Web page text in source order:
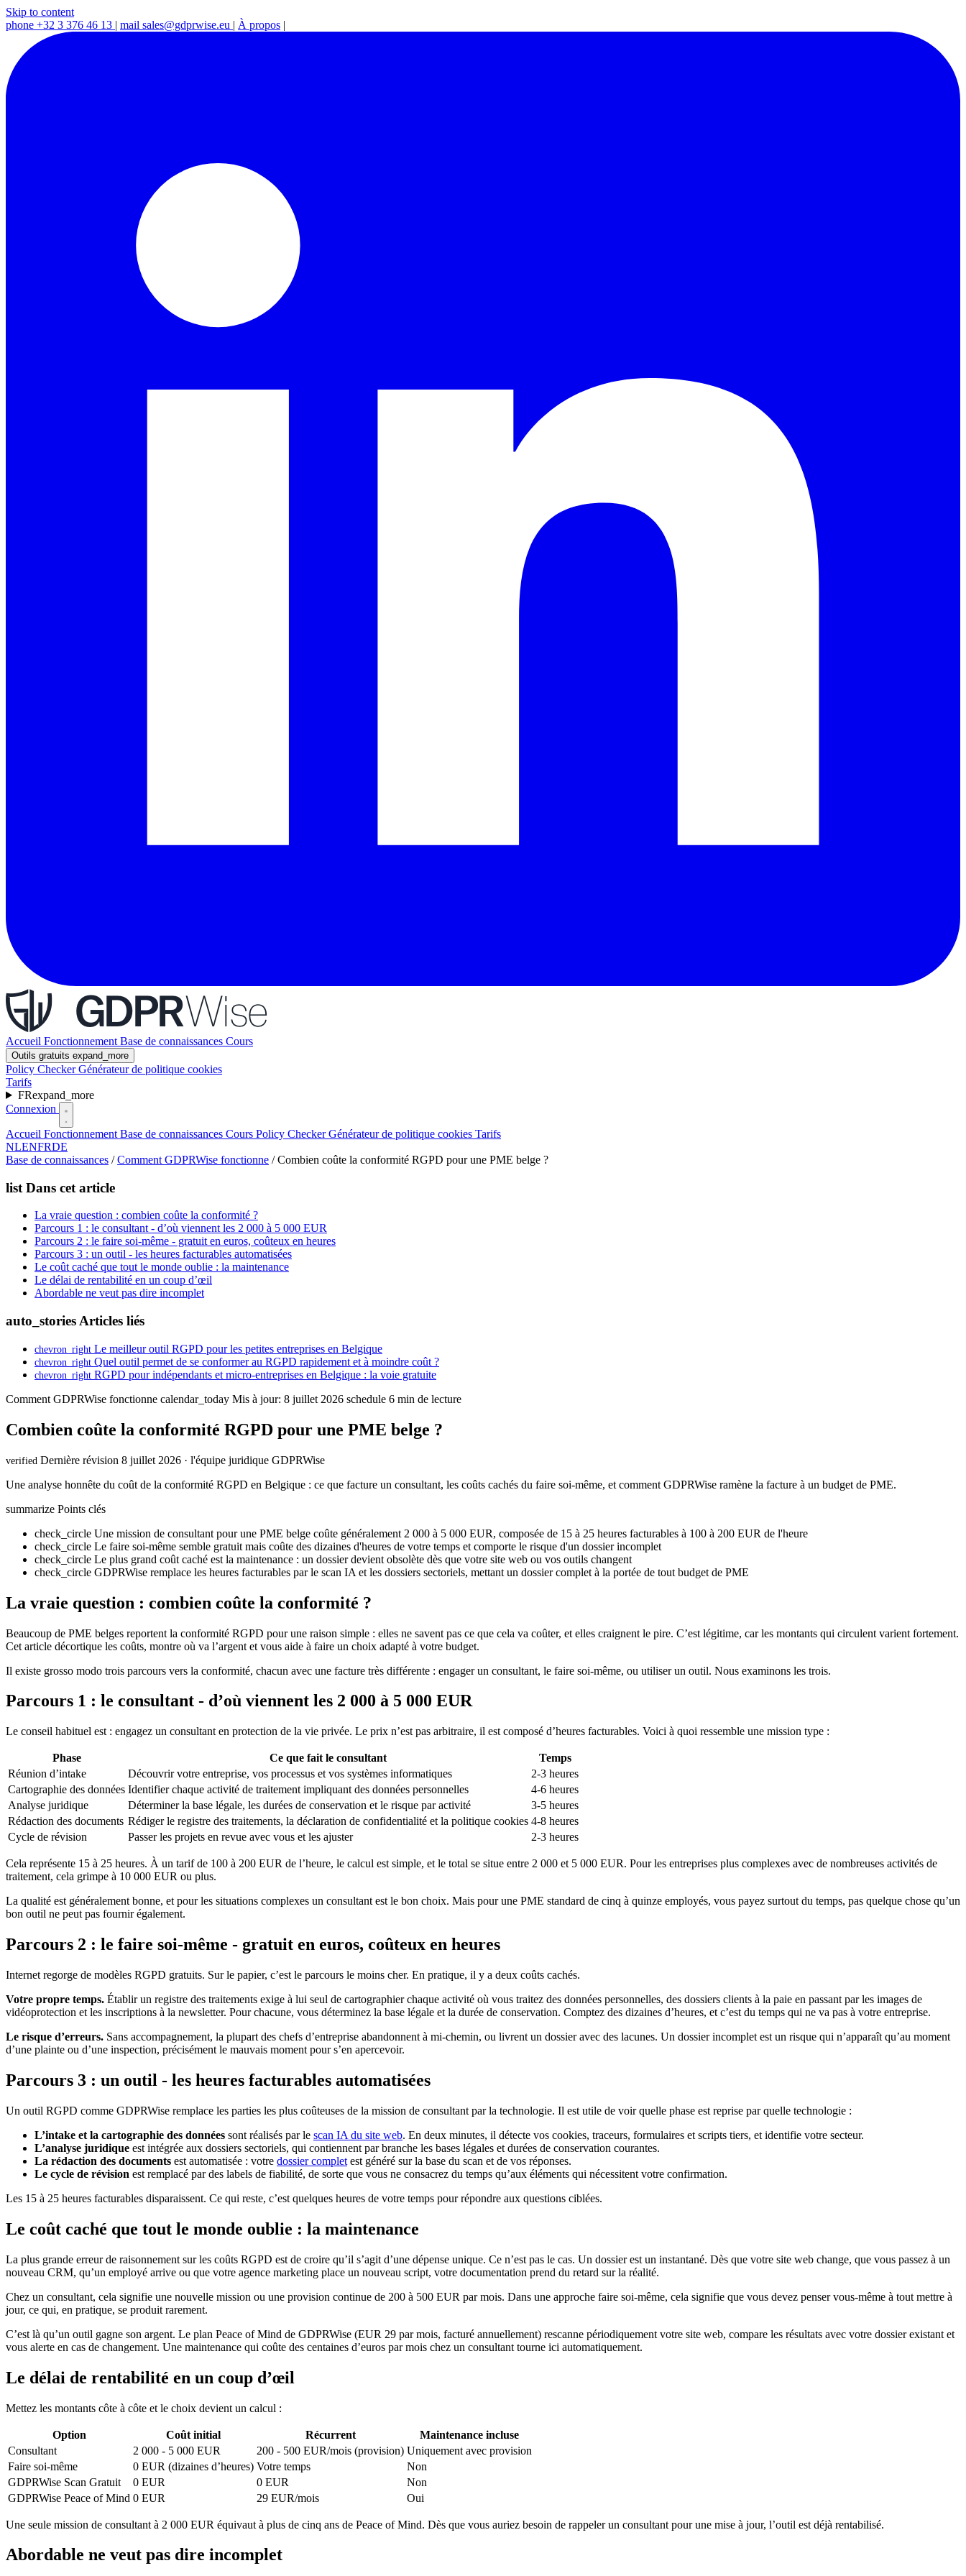
Skip to content
phone +32 3 376 46 13 | mail sales@gdprwise.eu | À propos |
Accueil Fonctionnement Base de connaissances Cours
Outils gratuits expand_more
Policy CheckerGénérateur de politique cookies
Tarifs
FRexpand_more
Connexion
Accueil Fonctionnement Base de connaissances Cours Policy CheckerGénérateur de politique cookies Tarifs
NLENFRDE
Base de connaissances / Comment GDPRWise fonctionne / Combien coûte la conformité RGPD pour une PME belge ?
list Dans cet article
La vraie question : combien coûte la conformité ?
Parcours 1 : le consultant - d’où viennent les 2 000 à 5 000 EUR
Parcours 2 : le faire soi-même - gratuit en euros, coûteux en heures
Parcours 3 : un outil - les heures facturables automatisées
Le coût caché que tout le monde oublie : la maintenance
Le délai de rentabilité en un coup d’œil
Abordable ne veut pas dire incomplet
auto_stories Articles liés
chevron_right Le meilleur outil RGPD pour les petites entreprises en Belgique
chevron_right Quel outil permet de se conformer au RGPD rapidement et à moindre coût ?
chevron_right RGPD pour indépendants et micro-entreprises en Belgique : la voie gratuite
Comment GDPRWise fonctionne calendar_today Mis à jour: 8 juillet 2026 schedule 6 min de lecture
Combien coûte la conformité RGPD pour une PME belge ?
verified Dernière révision 8 juillet 2026 · l'équipe juridique GDPRWise
Une analyse honnête du coût de la conformité RGPD en Belgique : ce que facture un consultant, les coûts cachés du faire soi-même, et comment GDPRWise ramène la facture à un budget de PME.
summarize Points clés
check_circle Une mission de consultant pour une PME belge coûte généralement 2 000 à 5 000 EUR, composée de 15 à 25 heures facturables à 100 à 200 EUR de l'heure
check_circle Le faire soi-même semble gratuit mais coûte des dizaines d'heures de votre temps et comporte le risque d'un dossier incomplet
check_circle Le plus grand coût caché est la maintenance : un dossier devient obsolète dès que votre site web ou vos outils changent
check_circle GDPRWise remplace les heures facturables par le scan IA et les dossiers sectoriels, mettant un dossier complet à la portée de tout budget de PME
La vraie question : combien coûte la conformité ?
Beaucoup de PME belges reportent la conformité RGPD pour une raison simple : elles ne savent pas ce que cela va coûter, et elles craignent le pire. C’est légitime, car les montants qui circulent varient fortement.
Cet article décortique les coûts, montre où va l’argent et vous aide à faire un choix adapté à votre budget.
Il existe grosso modo trois parcours vers la conformité, chacun avec une facture très différente : engager un consultant, le faire soi-même, ou utiliser un outil. Nous examinons les trois.
Parcours 1 : le consultant - d’où viennent les 2 000 à 5 000 EUR
Le conseil habituel est : engagez un consultant en protection de la vie privée. Le prix n’est pas arbitraire, il est composé d’heures facturables. Voici à quoi ressemble une mission type :
Phase Ce que fait le consultant
Temps
Réunion d’intake
Découvrir votre entreprise, vos processus et vos systèmes informatiques
2-3 heures
Cartographie des données Identifier chaque activité de traitement impliquant des données personnelles
4-6 heures
Analyse juridique
Déterminer la base légale, les durées de conservation et le risque par activité
3-5 heures
Rédaction des documents Rédiger le registre des traitements, la déclaration de confidentialité et la politique cookies 4-8 heures
Cycle de révision
Passer les projets en revue avec vous et les ajuster 2-3 heures
Cela représente 15 à 25 heures. À un tarif de 100 à 200 EUR de l’heure, le calcul est simple, et le total se situe entre 2 000 et 5 000 EUR. Pour les entreprises plus complexes avec de nombreuses activités de
traitement, cela grimpe à 10 000 EUR ou plus.
La qualité est généralement bonne, et pour les situations complexes un consultant est le bon choix. Mais pour une PME standard de cinq à quinze employés, vous payez surtout du temps, pas quelque chose qu’un
bon outil ne peut pas fournir également.
Parcours 2 : le faire soi-même - gratuit en euros, coûteux en heures
Internet regorge de modèles RGPD gratuits. Sur le papier, c’est le parcours le moins cher. En pratique, il y a deux coûts cachés.
Votre propre temps. Établir un registre des traitements exige à lui seul de cartographier chaque activité où vous traitez des données personnelles, des dossiers clients à la paie en passant par les images de
vidéoprotection et les inscriptions à la newsletter. Pour chacune, vous déterminez la base légale et la durée de conservation. Comptez des dizaines d’heures, et c’est du temps qui ne va pas à votre entreprise.
Le risque d’erreurs. Sans accompagnement, la plupart des chefs d’entreprise abandonnent à mi-chemin, ou livrent un dossier avec des lacunes. Un dossier incomplet est un risque qui n’apparaît qu’au moment
d’une plainte ou d’une inspection, précisément le mauvais moment pour s’en apercevoir.
Parcours 3 : un outil - les heures facturables automatisées
Un outil RGPD comme GDPRWise remplace les parties les plus coûteuses de la mission de consultant par la technologie. Il est utile de voir quelle phase est reprise par quelle technologie :
L’intake et la cartographie des données sont réalisés par le scan IA du site web. En deux minutes, il détecte vos cookies, traceurs, formulaires et scripts tiers, et identifie votre secteur.
L’analyse juridique est intégrée aux dossiers sectoriels, qui contiennent par branche les bases légales et durées de conservation courantes.
La rédaction des documents est automatisée : votre dossier complet est généré sur la base du scan et de vos réponses.
Le cycle de révision est remplacé par des labels de fiabilité, de sorte que vous ne consacrez du temps qu’aux éléments qui nécessitent votre confirmation.
Les 15 à 25 heures facturables disparaissent. Ce qui reste, c’est quelques heures de votre temps pour répondre aux questions ciblées.
Le coût caché que tout le monde oublie : la maintenance
La plus grande erreur de raisonnement sur les coûts RGPD est de croire qu’il s’agit d’une dépense unique. Ce n’est pas le cas. Un dossier est un instantané. Dès que votre site web change, que vous passez à un
nouveau CRM, qu’un employé arrive ou que votre agence marketing place un nouveau script, votre documentation prend du retard sur la réalité.
Chez un consultant, cela signifie une nouvelle mission ou une provision continue de 200 à 500 EUR par mois. Dans une approche faire soi-même, cela signifie que vous devez penser vous-même à tout mettre à
jour, ce qui, en pratique, se produit rarement.
C’est là qu’un outil gagne son argent. Le plan Peace of Mind de GDPRWise (EUR 29 par mois, facturé annuellement) rescanne périodiquement votre site web, compare les résultats avec votre dossier existant et
vous alerte en cas de changement. Une maintenance qui coûte des centaines d’euros par mois chez un consultant tourne ici automatiquement.
Le délai de rentabilité en un coup d’œil
Mettez les montants côte à côte et le choix devient un calcul :
Option Coût initial Récurrent
Maintenance incluse
Consultant
2 000 - 5 000 EUR 200 - 500 EUR/mois (provision) Uniquement avec provision
Faire soi-même
0 EUR (dizaines d’heures) Votre temps
Non
GDPRWise Scan Gratuit
0 EUR 0 EUR
Non
GDPRWise Peace of Mind 0 EUR 29 EUR/mois Oui
Une seule mission de consultant à 2 000 EUR équivaut à plus de cinq ans de Peace of Mind. Dès que vous auriez besoin de rappeler un consultant pour une mise à jour, l’outil est déjà rentabilisé.
Abordable ne veut pas dire incomplet